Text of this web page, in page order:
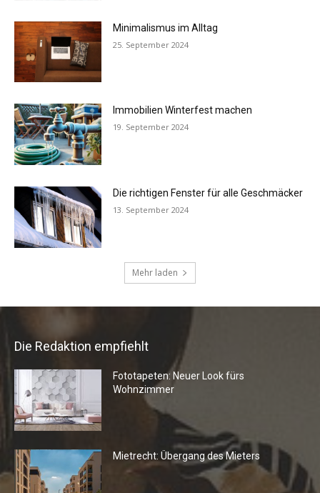
Die Redaktion empfiehlt
Fototapeten: Neuer Look fürs
Wohnzimmer
Mietrecht: Übergang des Mieters